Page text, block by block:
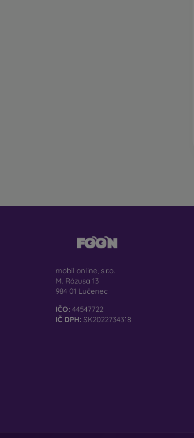
mobil online, s.r.o.
M. Rázusa 13
984 01 Lučenec
IČO: 44547722
IČ DPH: SK2022734318